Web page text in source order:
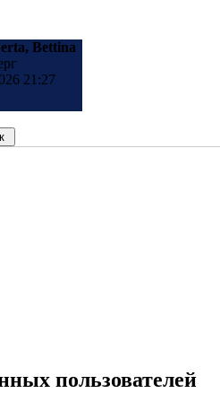
Bettina
21:27
пользователей